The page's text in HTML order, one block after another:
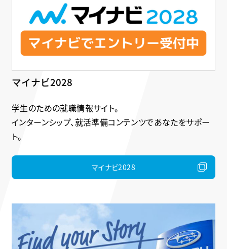
マイナビ2028
学生のための就職情報サイト。
インターンシップ、就活準備コンテンツであなたをサポー
ト。
マイナビ2028